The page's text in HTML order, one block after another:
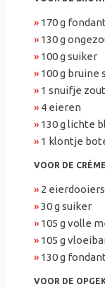
» 170 g
» 130 g
» 100 g suiker
» 100 g bruine
» 1 snuifje zout
» 4 eieren
» 130 g lichte
» 1 klontje
VOOR DE
» 2 eierdooiers
»30 g suiker
» 105 g volle
» 105 g
» 130 g
VOOR DE